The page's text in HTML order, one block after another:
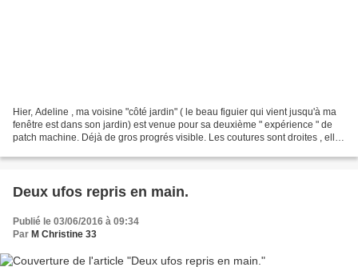
Hier, Adeline , ma voisine "côté jardin" ( le beau figuier qui vient jusqu'à ma
fenêtre est dans son jardin) est venue pour sa deuxième " expérience " de
patch machine. Déjà de gros progrés visible. Les coutures sont droites , elle
Deux ufos repris en main.
Publié le 03/06/2016 à 09:34
Par M Christine 33